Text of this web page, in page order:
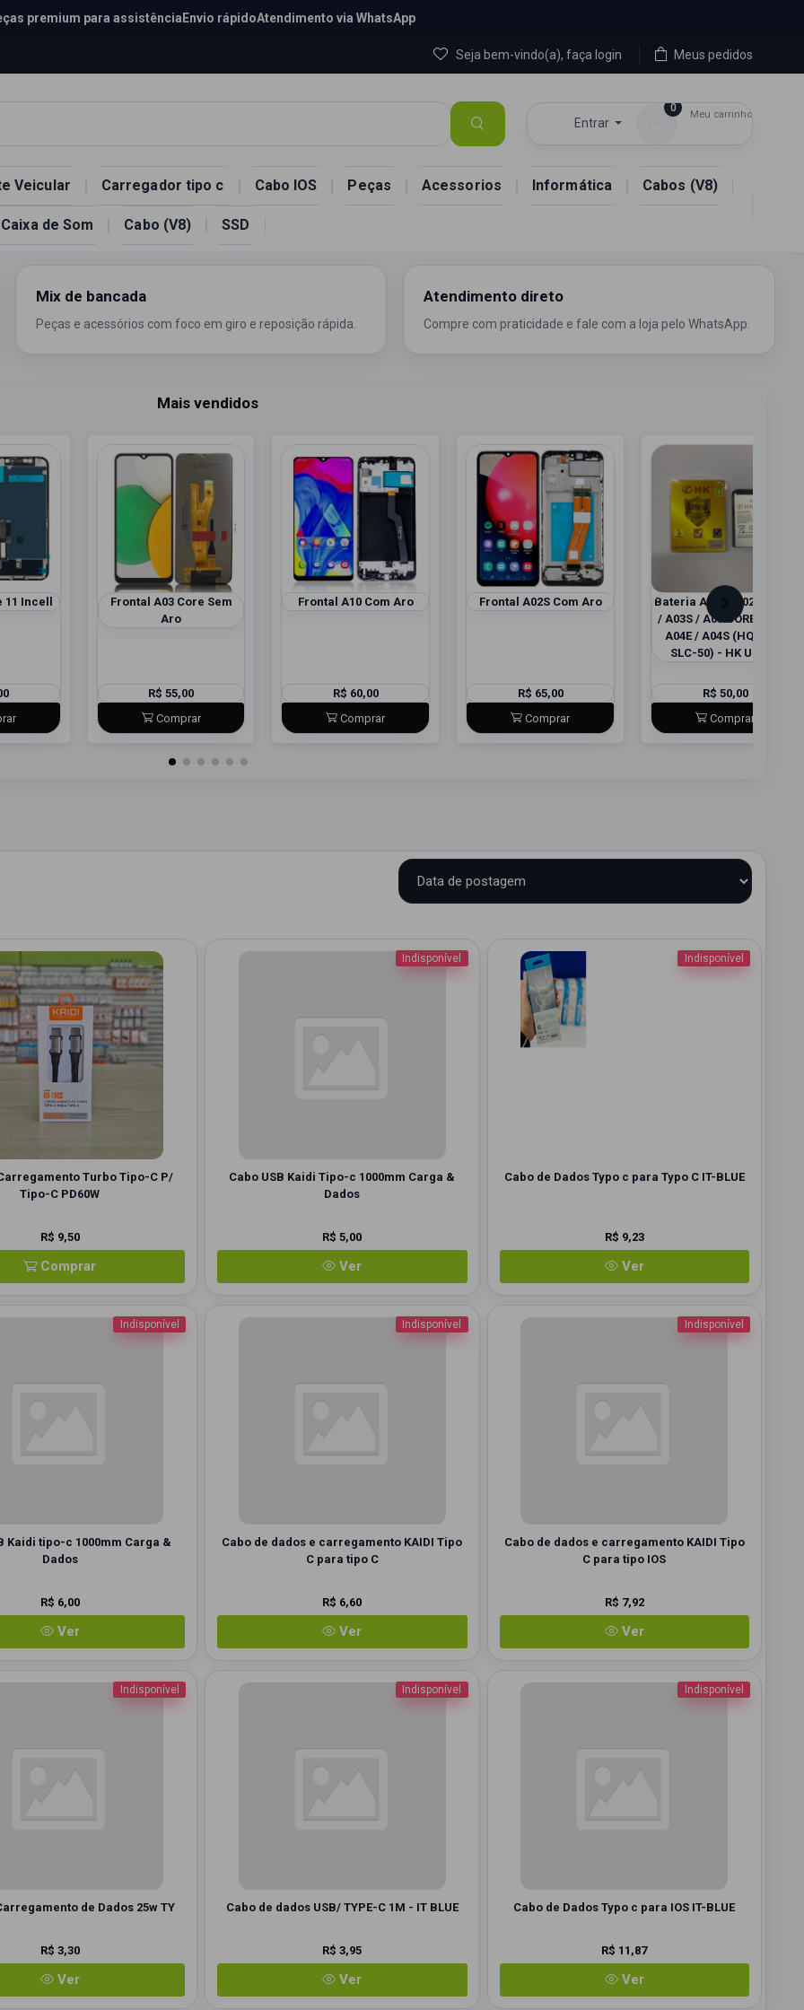
premium para assistência Envio rápidoAtendimento via WhatsApp
Seja bem-vindo(a), faça login Meus pedidos
Entrar
0
Meu carrinho
Veicular Carregador tipo c Cabo IOS Peças Acessorios Informática Cabos (V8)
Caixa de Som Cabo (V8) SSD
Mix de bancada
Peças e acessórios com foco em giro e reposição rápida.
Atendimento direto
Compre com praticidade e fale com a loja pelo WhatsApp.
Mais vendidos
Incell
Frontal A03 Core Sem
Aro
R$ 55,00
Comprar
Frontal A10 Com Aro
R$ 60,00
Comprar
Frontal A02S Com Aro
R$ 65,00
Comprar
Bateria A02S (A025) / A03
/ A03S / A03 CORE / A04 /
A04E / A04S (HQ-50S /
SLC-50) - HK ULTRA
R$ 50,00
Comprar
Turbo Tipo-C P/
Tipo-C PD60W
R$ 9,50
Comprar
Indisponível
Cabo USB Kaidi Tipo-c 1000mm Carga &
Dados
R$ 5,00
Ver
Indisponível
Cabo de Dados Typo c para Typo C IT-BLUE
R$ 9,23
Ver
Indisponível
Kaidi tipo-c 1000mm Carga &
Dados
R$ 6,00
Ver
Indisponível
Cabo de dados e carregamento KAIDI Tipo
C para tipo C
R$ 6,60
Ver
Indisponível
Cabo de dados e carregamento KAIDI Tipo
C para tipo IOS
R$ 7,92
Ver
Indisponível
de Dados 25w TY
R$ 3,30
Ver
Indisponível
Cabo de dados USB/ TYPE-C 1M - IT BLUE
R$ 3,95
Ver
Indisponível
Cabo de Dados Typo c para IOS IT-BLUE
R$ 11,87
Ver